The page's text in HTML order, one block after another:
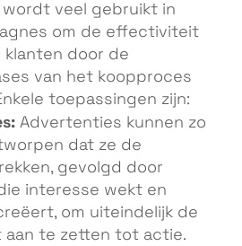
wordt veel gebruikt in
om de effectiviteit
door de
van het koopproces
toepassingen zijn:
Advertenties kunnen zo
dat ze de
gevolgd door
interesse wekt en
om uiteindelijk de
aan te zetten tot actie.